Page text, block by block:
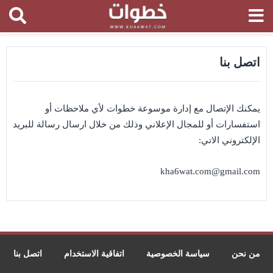
اتصل بنا
يمكنك الإتصال مع إدارة موسوعة خطوات لأي ملاحظات أو
استفسارات أو للمجال الإعلاني وذلك من خلال ارسال رسالة للبريد
الإلكتروني الاتي:
kha6wat.com@gmail.com
من نحن سياسة الخصوصية اتفاقية الاستخدام اتصل بنا